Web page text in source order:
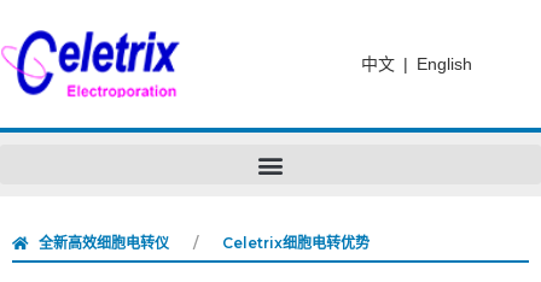
中文 | English
全新高效细胞电转仪 Celetrix细胞电转优势